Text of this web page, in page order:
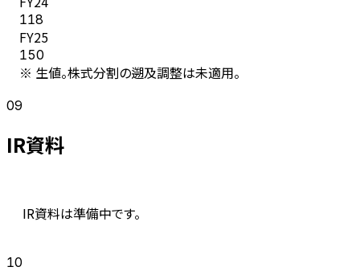
118
FY25
150
※ 生値。株式分割の遡及調整は未適用。
09
IR資料
IR資料は準備中です。
10